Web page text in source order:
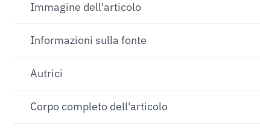
Immagine dell'articolo
Informazioni sulla fonte
Autrici
Corpo completo dell'articolo